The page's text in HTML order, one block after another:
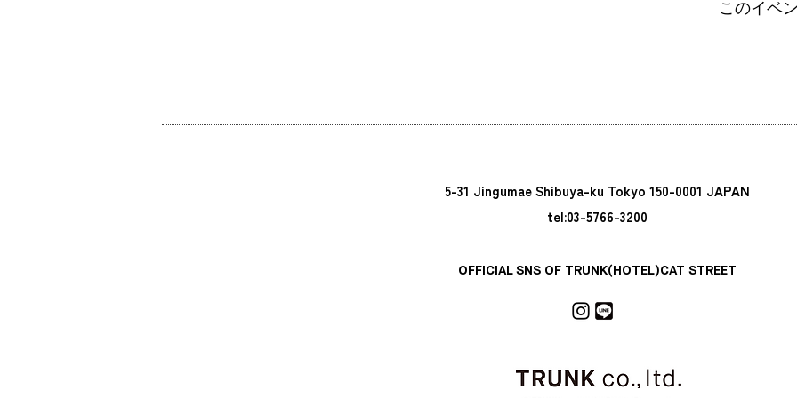
このイベ
5-31 Jingumae Shibuya-ku Tokyo 150-0001 JAPAN
tel:03-5766-3200
OFFICIAL SNS OF TRUNK(HOTEL)CAT STREET